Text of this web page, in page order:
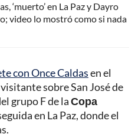
‘muerto’ en La Paz y Dayro
video lo mostró como si nada
con Once Caldasen el
sobre San José de
grupo F de laCopa
en La Paz, donde el